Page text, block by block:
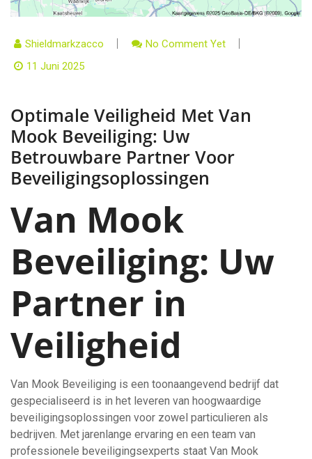
Shieldmarkzacco
No Comment Yet
11 Juni 2025
Optimale Veiligheid Met Van
Mook Beveiliging: Uw
Betrouwbare Partner Voor
Beveiligingsoplossingen
Van Mook
Beveiliging: Uw
Partner in
Veiligheid
Van Mook Beveiliging is een toonaangevend bedrijf dat
gespecialiseerd is in het leveren van hoogwaardige
beveiligingsoplossingen voor zowel particulieren als
bedrijven. Met jarenlange ervaring en een team van
professionele beveiligingsexperts staat Van Mook